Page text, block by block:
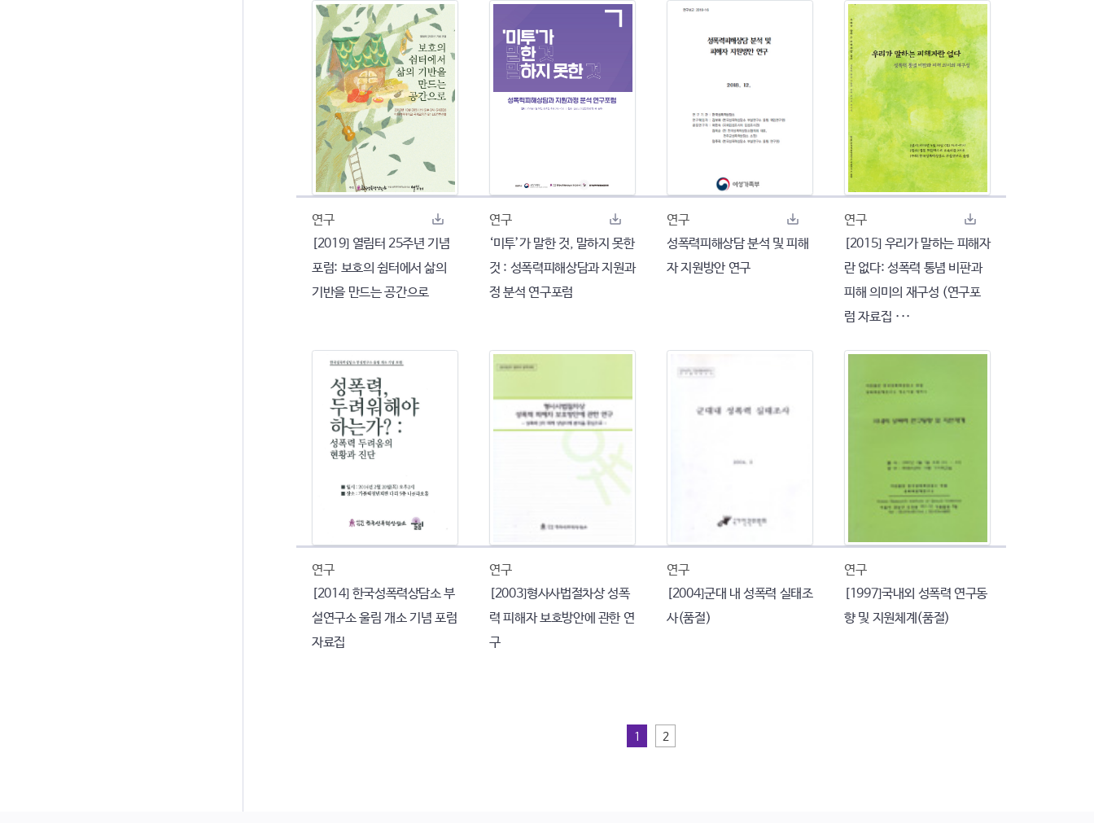
연구
[2019] 열림터 25주년 기념
포럼: 보호의 쉼터에서 삶의
기반을 만드는 공간으로
연구
‘미투’가 말한 것, 말하지 못한
것 : 성폭력피해상담과 지원과
정 분석 연구포럼
연구
성폭력피해상담 분석 및 피해
자 지원방안 연구
연구
[2015] 우리가 말하는 피해자
란 없다: 성폭력 통념 비판과
피해 의미의 재구성 (연구포
럼 자료집 ···
연구
[2014] 한국성폭력상담소 부
설연구소 울림 개소 기념 포럼
자료집
연구
[2003]형사사법절차상 성폭
력 피해자 보호방안에 관한 연
구
연구
[2004]군대 내 성폭력 실태조
사(품절)
연구
[1997]국내외 성폭력 연구동
향 및 지원체계(품절)
1 2